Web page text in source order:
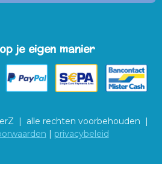
je eigen manier
| alle rechten voorbehouden |
| privacybeleid